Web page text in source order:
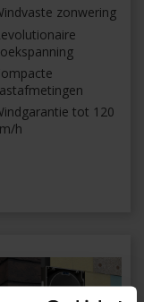
zonwering
tot 120
h